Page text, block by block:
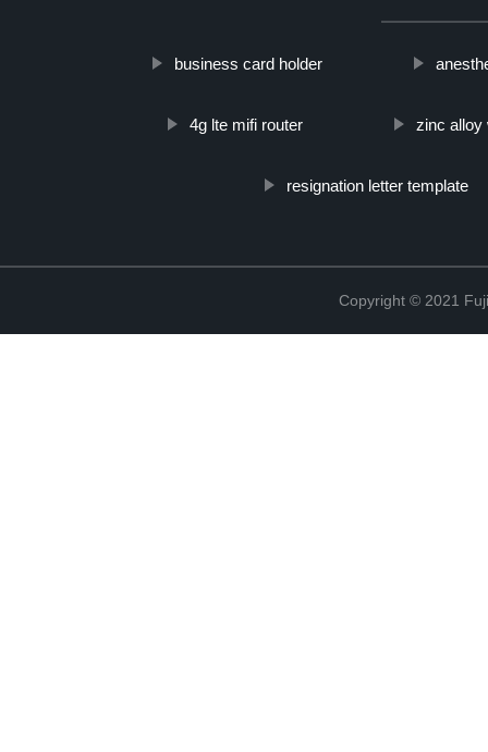
business card holder
4g lte mifi router zinc alloy
resignation letter template
Copyright © 2021